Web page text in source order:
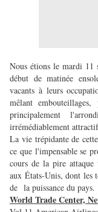
Nous étions le mardi 11
début de matinée
vacants à leurs
mêlant
principalement
irrémédiablement
La vie trépidante de
ce que l'impensable se
cours de la pire attaque
aux États-Unis, dont les
de la puissance du pays.
World Trade Center,